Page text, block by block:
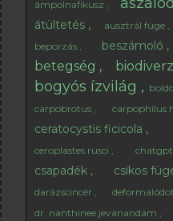
ámpolnafikusz
átültetés ausztrál füge
beporzás beszámoló
betegség
bogyós ízvilág
carpobrotus carpophilus
ceratocystis ficicola
ceroplastes rusci
chatgpt
csapadék csíkos
darázscincér
dr. nanthinee jevanandam